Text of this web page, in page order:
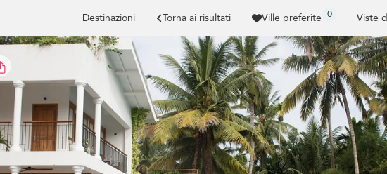
Destinazioni Torna ai risultati Ville preferite 0 Viste